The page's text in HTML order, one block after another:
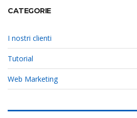
CATEGORIE
I nostri clienti
Tutorial
Web Marketing